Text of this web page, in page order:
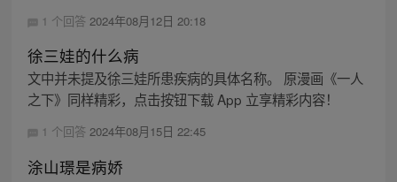
1 个回答 2024年08月12日 20:18
徐三娃的什么病
文中并未提及徐三娃所患疾病的具体名称。 原漫画《一人
之下》同样精彩，点击按钮下载 App 立享精彩内容！
1 个回答 2024年08月15日 22:45
涂山璟是病娇